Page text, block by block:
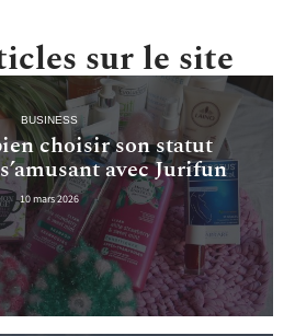
sur le site
BUSINESS
choisir son statut
avec Jurifun
10 mars 2026